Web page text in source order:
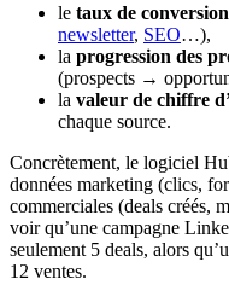
le taux de conversion
newsletter, SEO…),
la progression des
(prospects →
la valeur de chiffre
chaque source.
Concrètement, le logiciel
données marketing (clics,
commerciales (deals créés,
voir qu’une campagne
seulement 5 deals, alors
12 ventes.